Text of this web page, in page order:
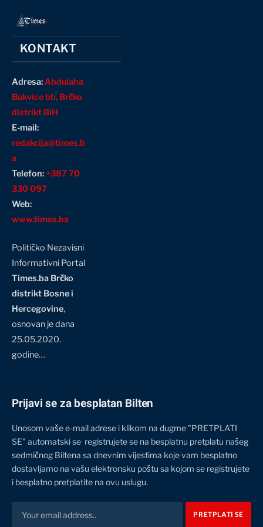
KONTAKT
Adresa:Abdulaha
Bukvice bb, Brčko
distrikt BiH
E-mail:
redakcija@times.b
a
Telefon:+387 70
330 097
Web:
www.times.ba
Političko Nezavisni
Informativni Portal
Times.ba Brčko
distrikt Bosne i
Hercegovine,
osnovan je dana
25.05.2020.
godine…
Prijavi se za besplatan Bilten
Unosom vaše e-mail adrese i klikom na dugme "PRETPLATI
SE" automatski se registrujete se na besplatnu pretplatu našeg
sedmičnog Biltena sa dnevnim vijestima koje vam besplatno
dostavljamo na vašu elektronsku poštu sa kojom se registrujete
i besplatno pretplatite na ovu uslugu.